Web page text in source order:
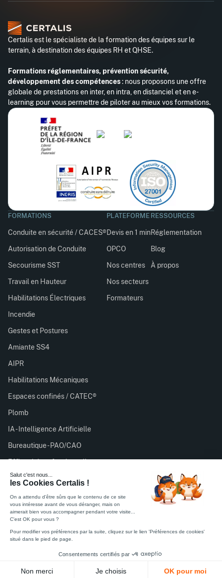
Certalis est le spécialiste de la formation des équipes sur le
terrain, à destination des équipes RH et QHSE.
Formations réglementaires, prévention sécurité,
développement des compétences: nous proposons une offre
globale de prestations en inter, en intra, en distanciel et en e-
learning pour vous permettre de piloter au mieux vos formations.
FORMATIONS
Conduite en sécurité / CACES®
Autorisation de Conduite
Secourisme SST
Travail en Hauteur
Habilitations Électriques
Incendie
Gestes et Postures
Amiante SS4
AIPR
Habilitations Mécaniques
Espaces confinés / CATEC®
Plomb
IA - Intelligence Artificielle
Bureautique - PAO/CAO
Efficacité professionnelle
PLATEFORME
Devis en 1 min
OPCO
Nos centres
Nos secteurs
Formateurs
RESSOURCES
Réglementation
Blog
À propos
Certalis est organisme de formation enregistré sous le
numéro 11756932075 auprès du préfet de région d’Île-de-
France. Cet enregistrement ne vaut pas agrément de l’État.
Feuille émargement stagiaireFeuille satisfaction stagiaire
Mentions légalesCertifié ISO 27001